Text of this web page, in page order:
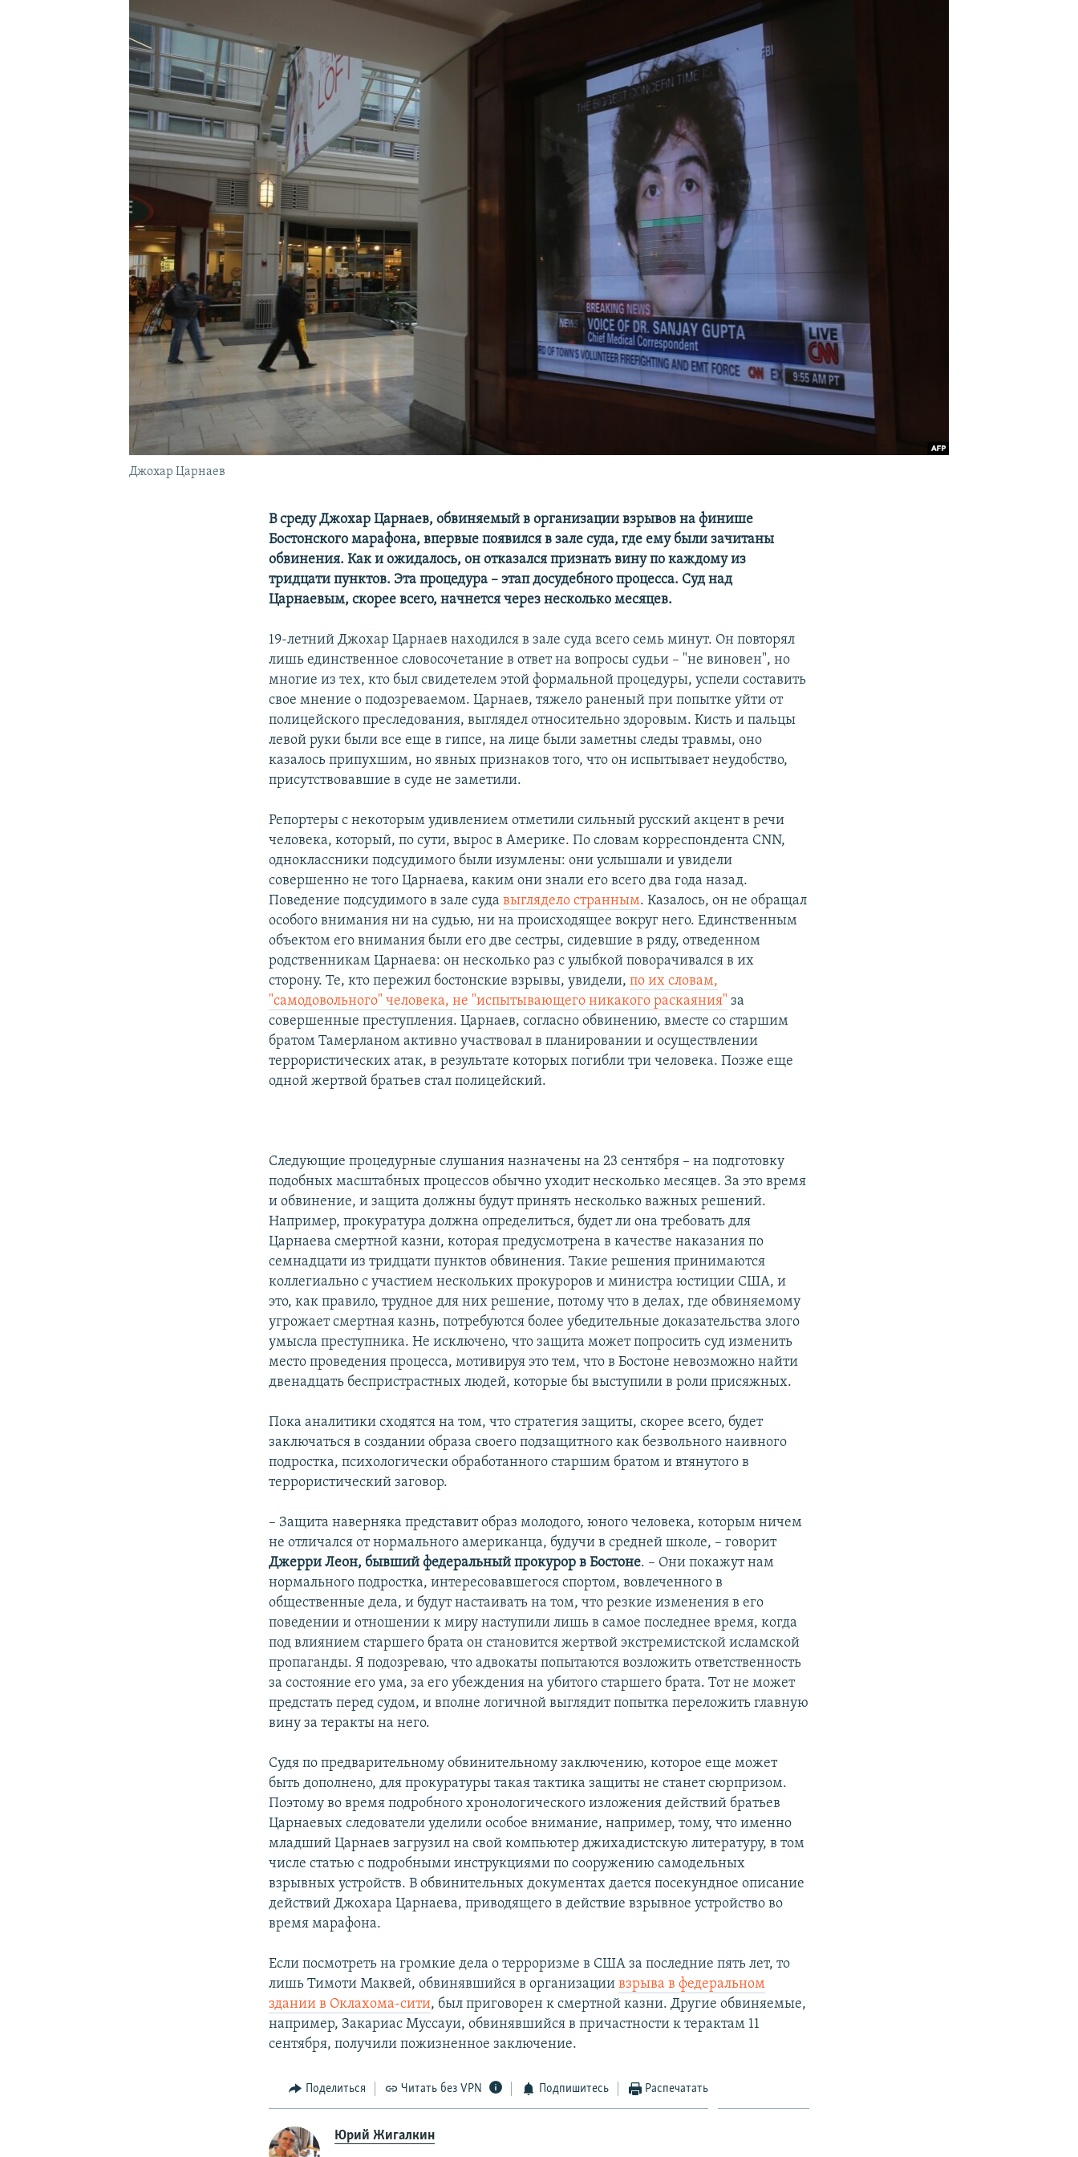
ПОДПИШИТЕСЬ НА РАССЫЛКУ
Джохар Царнаев
В среду Джохар Царнаев, обвиняемый в организации взрывов на финише
Бостонского марафона, впервые появился в зале суда, где ему были зачитаны
обвинения. Как и ожидалось, он отказался признать вину по каждому из
тридцати пунктов. Эта процедура – этап досудебного процесса. Суд над
Царнаевым, скорее всего, начнется через несколько месяцев.
19-летний Джохар Царнаев находился в зале суда всего семь минут. Он повторял
лишь единственное словосочетание в ответ на вопросы судьи – "не виновен", но
многие из тех, кто был свидетелем этой формальной процедуры, успели составить
свое мнение о подозреваемом. Царнаев, тяжело раненый при попытке уйти от
полицейского преследования, выглядел относительно здоровым. Кисть и пальцы
левой руки были все еще в гипсе, на лице были заметны следы травмы, оно
казалось припухшим, но явных признаков того, что он испытывает неудобство,
присутствовавшие в суде не заметили.
Репортеры с некоторым удивлением отметили сильный русский акцент в речи
человека, который, по сути, вырос в Америке. По словам корреспондента CNN,
одноклассники подсудимого были изумлены: они услышали и увидели
совершенно не того Царнаева, каким они знали его всего два года назад.
Поведение подсудимого в зале судавыглядело странным. Казалось, он не обращал
особого внимания ни на судью, ни на происходящее вокруг него. Единственным
объектом его внимания были его две сестры, сидевшие в ряду, отведенном
родственникам Царнаева: он несколько раз с улыбкой поворачивался в их
сторону. Те, кто пережил бостонские взрывы, увидели,по их словам,
"самодовольного" человека, не "испытывающего никакого раскаяния" за
совершенные преступления. Царнаев, согласно обвинению, вместе со старшим
братом Тамерланом активно участвовал в планировании и осуществлении
террористических атак, в результате которых погибли три человека. Позже еще
одной жертвой братьев стал полицейский.
Следующие процедурные слушания назначены на 23 сентября – на подготовку
подобных масштабных процессов обычно уходит несколько месяцев. За это время
и обвинение, и защита должны будут принять несколько важных решений.
Например, прокуратура должна определиться, будет ли она требовать для
Царнаева смертной казни, которая предусмотрена в качестве наказания по
семнадцати из тридцати пунктов обвинения. Такие решения принимаются
коллегиально с участием нескольких прокуроров и министра юстиции США, и
это, как правило, трудное для них решение, потому что в делах, где обвиняемому
угрожает смертная казнь, потребуются более убедительные доказательства злого
умысла преступника. Не исключено, что защита может попросить суд изменить
место проведения процесса, мотивируя это тем, что в Бостоне невозможно найти
двенадцать беспристрастных людей, которые бы выступили в роли присяжных.
Пока аналитики сходятся на том, что стратегия защиты, скорее всего, будет
заключаться в создании образа своего подзащитного как безвольного наивного
подростка, психологически обработанного старшим братом и втянутого в
террористический заговор.
– Защита наверняка представит образ молодого, юного человека, которым ничем
не отличался от нормального американца, будучи в средней школе, – говорит
Джерри Леон, бывший федеральный прокурор в Бостоне. – Они покажут нам
нормального подростка, интересовавшегося спортом, вовлеченного в
общественные дела, и будут настаивать на том, что резкие изменения в его
поведении и отношении к миру наступили лишь в самое последнее время, когда
под влиянием старшего брата он становится жертвой экстремистской исламской
пропаганды. Я подозреваю, что адвокаты попытаются возложить ответственность
за состояние его ума, за его убеждения на убитого старшего брата. Тот не может
предстать перед судом, и вполне логичной выглядит попытка переложить главную
вину за теракты на него.
Судя по предварительному обвинительному заключению, которое еще может
быть дополнено, для прокуратуры такая тактика защиты не станет сюрпризом.
Поэтому во время подробного хронологического изложения действий братьев
Царнаевых следователи уделили особое внимание, например, тому, что именно
младший Царнаев загрузил на свой компьютер джихадистскую литературу, в том
числе статью с подробными инструкциями по сооружению самодельных
взрывных устройств. В обвинительных документах дается посекундное описание
действий Джохара Царнаева, приводящего в действие взрывное устройство во
время марафона.
Если посмотреть на громкие дела о терроризме в США за последние пять лет, то
лишь Тимоти Маквей, обвинявшийся в организациивзрыва в федеральном
здании в Оклахома-сити, был приговорен к смертной казни. Другие обвиняемые,
например, Закариас Муссауи, обвинявшийся в причастности к терактам 11
сентября, получили пожизненное заключение.
Поделиться Читать без VPN Подпишитесь Распечатать
Юрий Жигалкин